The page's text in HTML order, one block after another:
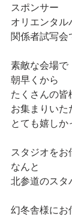
スポンサー
オリエンタル
関係者試写会
素敵な会場で
朝早くから
たくさんの皆
お集まりいた
とても嬉しか
スタジオを
なんと
北参道のスタ
幻冬舎様にお